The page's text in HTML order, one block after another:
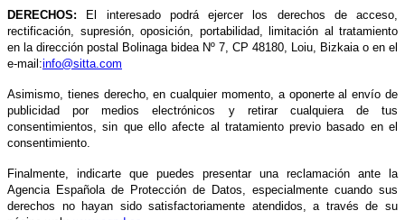
DERECHOS:
El interesado podrá ejercer los derechos de acceso,
rectificación, supresión, oposición, portabilidad, limitación al tratamiento
en la dirección postal Bolinaga bidea Nº 7, CP 48180, Loiu, Bizkaia o en el
e-mail:info@sitta.com
Asimismo, tienes derecho, en cualquier momento, a oponerte al envío de
publicidad por medios electrónicos y retirar cualquiera de tus
consentimientos, sin que ello afecte al tratamiento previo basado en el
consentimiento.
Finalmente, indicarte que puedes presentar una reclamación ante la
Agencia Española de Protección de Datos, especialmente cuando sus
derechos no hayan sido satisfactoriamente atendidos, a través de su